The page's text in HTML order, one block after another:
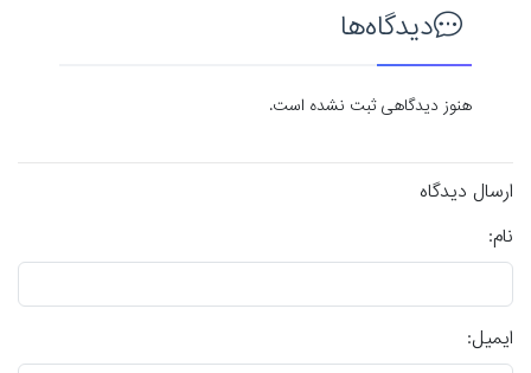
دیدگاه‌ها
هنوز دیدگاهی ثبت نشده است.
ارسال دیدگاه
نام:
ایمیل: